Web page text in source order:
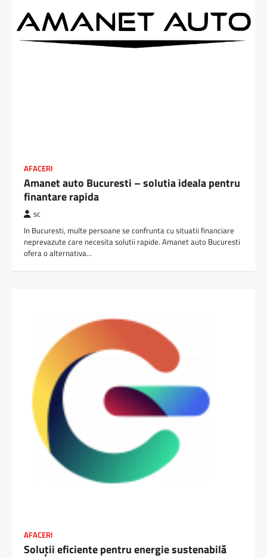
AFACERI
Amanet auto Bucuresti – solutia ideala pentru
finantare rapida
sc
In Bucuresti, multe persoane se confrunta cu situatii financiare
neprevazute care necesita solutii rapide. Amanet auto Bucuresti
ofera o alternativa…
AFACERI
Soluții eficiente pentru energie sustenabilă